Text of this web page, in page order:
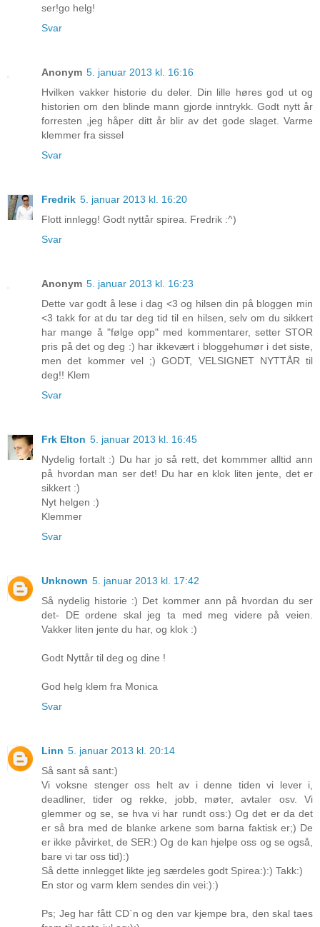
ser!go helg!
Svar
Anonym 5. januar 2013 kl. 16:16
Hvilken vakker historie du deler. Din lille høres god ut og
historien om den blinde mann gjorde inntrykk. Godt nytt år
forresten ,jeg håper ditt år blir av det gode slaget. Varme
klemmer fra sissel
Svar
Fredrik 5. januar 2013 kl. 16:20
Flott innlegg! Godt nyttår spirea. Fredrik :^)
Svar
Anonym 5. januar 2013 kl. 16:23
Dette var godt å lese i dag <3 og hilsen din på bloggen min
<3 takk for at du tar deg tid til en hilsen, selv om du sikkert
har mange å "følge opp" med kommentarer, setter STOR
pris på det og deg :) har ikkevært i bloggehumør i det siste,
men det kommer vel ;) GODT, VELSIGNET NYTTÅR til
deg!! Klem
Svar
Frk Elton 5. januar 2013 kl. 16:45
Nydelig fortalt :) Du har jo så rett, det kommmer alltid ann
på hvordan man ser det! Du har en klok liten jente, det er
sikkert :)
Nyt helgen :)
Klemmer
Svar
Unknown 5. januar 2013 kl. 17:42
Så nydelig historie :) Det kommer ann på hvordan du ser
det- DE ordene skal jeg ta med meg videre på veien.
Vakker liten jente du har, og klok :)
Godt Nyttår til deg og dine !
God helg klem fra Monica
Svar
Linn 5. januar 2013 kl. 20:14
Så sant så sant:)
Vi voksne stenger oss helt av i denne tiden vi lever i,
deadliner, tider og rekke, jobb, møter, avtaler osv. Vi
glemmer og se, se hva vi har rundt oss:) Og det er da det
er så bra med de blanke arkene som barna faktisk er;) De
er ikke påvirket, de SER:) Og de kan hjelpe oss og se også,
bare vi tar oss tid):)
Så dette innlegget likte jeg særdeles godt Spirea:):) Takk:)
En stor og varm klem sendes din vei:):)
Ps; Jeg har fått CD`n og den var kjempe bra, den skal taes